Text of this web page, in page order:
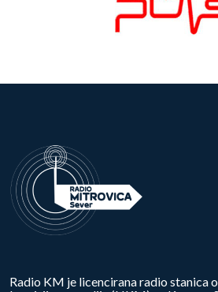
Radio KM je licencirana radio stanica